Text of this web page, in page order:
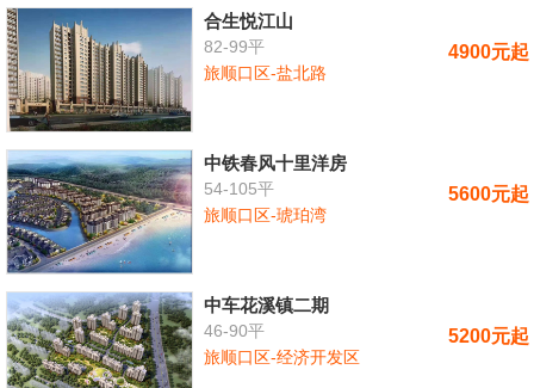
合生悦江山
82-99平
旅顺口区-盐北路
4900元起
中铁春风十里洋房
54-105平
旅顺口区-琥珀湾
5600元起
中车花溪镇二期
46-90平
旅顺口区-经济开发区
5200元起